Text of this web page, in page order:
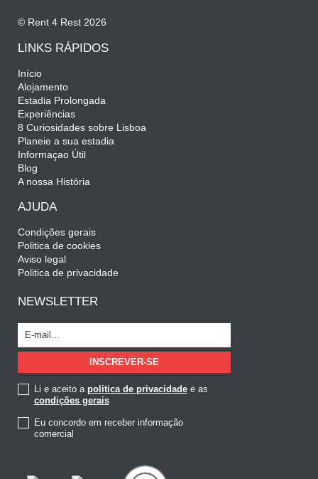
© Rent 4 Rest 2026
LINKS RÁPIDOS
Início
Alojamento
Estadia Prolongada
Experiências
8 Curiosidades sobre Lisboa
Planeie a sua estadia
Informaçao Útil
Blog
A nossa História
AJUDA
Condições gerais
Politica de cookies
Aviso legal
Politica de privacidade
NEWSLETTER
Li e aceito a politica de privacidadee as
condições gerais
Eu concordo em receber informação
comercial